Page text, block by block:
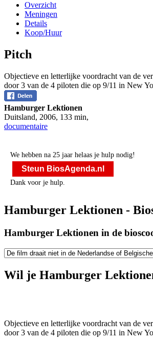
Overzicht
Meningen
Details
Koop/Huur
Pitch
Objectieve en letterlijke voordracht van de
door 3 van de 4 piloten die op 9/11 in New
Hamburger Lektionen
Duitsland, 2006, 133 min,
documentaire
We hebben na 25 jaar helaas je hulp nodig!
Steun BiosAgenda.nl
Dank voor je hulp.
Hamburger Lektionen -
Hamburger Lektionen in de
Wil je Hamburger
Objectieve en letterlijke voordracht van de
door 3 van de 4 piloten die op 9/11 in New